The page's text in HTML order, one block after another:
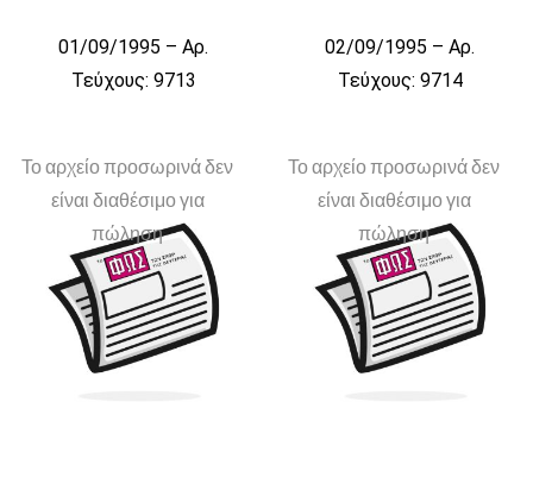
01/09/1995 – Αρ.
Τεύχους: 9713
02/09/1995 – Αρ.
Τεύχους: 9714
Το αρχείο προσωρινά δεν
είναι διαθέσιμο για
πώληση
Το αρχείο προσωρινά δεν
είναι διαθέσιμο για
πώληση